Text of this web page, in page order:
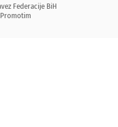
Federacije BiH
Promotim